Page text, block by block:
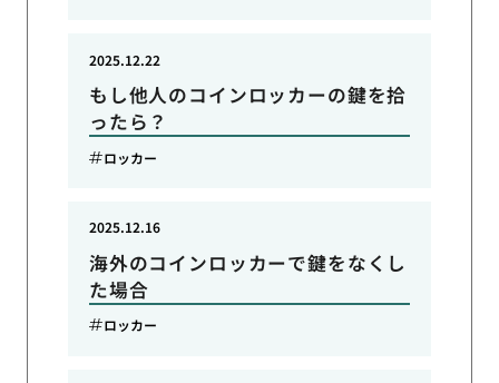
もし他人のコインロッカーの鍵を拾
ったら？
2025.12.22
ロッカー
海外のコインロッカーで鍵をなくし
た場合
2025.12.16
ロッカー